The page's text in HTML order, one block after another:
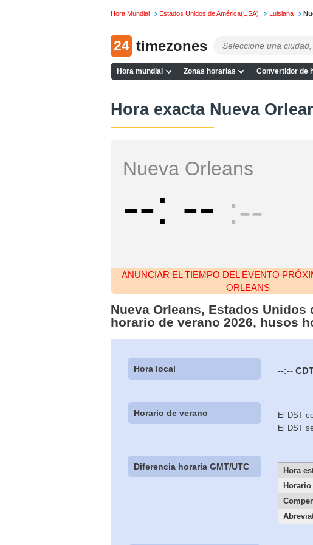
Hora Mundial Estados Unidos de América(USA) Luisiana
24 timezones
Hora mundial Zonas horarias Convertidor de
Hora exacta Nueva
Nueva Orleans
-- -- --
ANUNCIAR EL TIEMPO DEL EVENTO
ORLEANS
Nueva Orleans, Estados Unidos
horario de verano 2026, husos
Hora local --:--
Horario de verano
El DST
El DST
Diferencia horaria GMT/UTC Hora